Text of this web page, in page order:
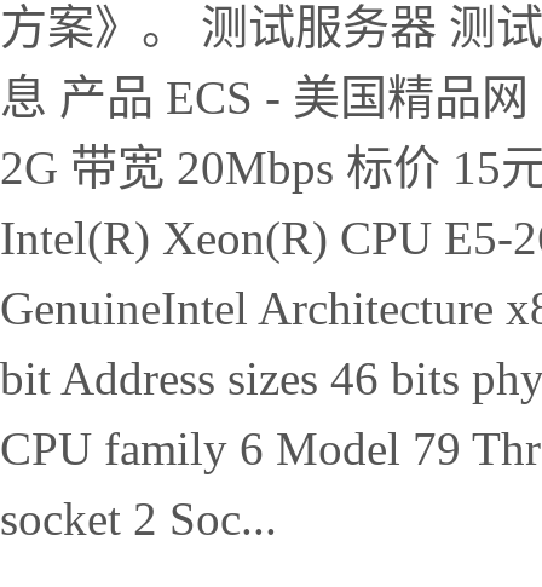
方案》。 测试服务器 测
息 产品 ECS - 美国精品
2G 带宽 20Mbps 标价 15
Intel(R) Xeon(R) CPU E5-
GenuineIntel Architecture
bit Address sizes 46 bits
CPU family 6 Model 79
socket 2 Soc...